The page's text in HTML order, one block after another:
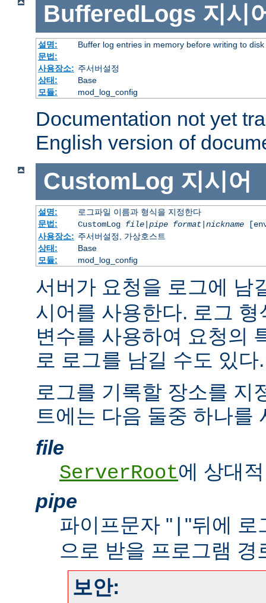
BufferedLogs 지시
설명:
Buffer log entries in memory before writing to disk
문법:
사용장소: 주서버설정
상태:
Base
모듈:
mod_log_config
Documentation not yet
English version of
CustomLog 지시어
설명:
로그파일 이름과 형식을 지정한다
문법:
CustomLog file| pipe format| nickname
사용장소: 주서버설정, 가상호스트
상태:
Base
모듈:
mod_log_config
서버가 요청을 로그에 남
시어를 사용한다. 로그
변수를 사용하여 요청의
로 로그를 남길 수도 있다.
로그를 기록할 장소를 지
트에는 다음 둘중 하나를
file
ServerRoot에 상대
pipe
파이프문자 " "뒤에 로
으로 받을 프로그램 경
보안: